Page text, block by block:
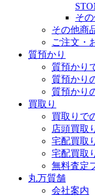
そ
その他商
ご注文・
質預かり
質預かり
質預かり
質預かり
買取り
買取りで
店頭買取
宅配買取
宅配買取
無料査定
丸万質舗
会社案内